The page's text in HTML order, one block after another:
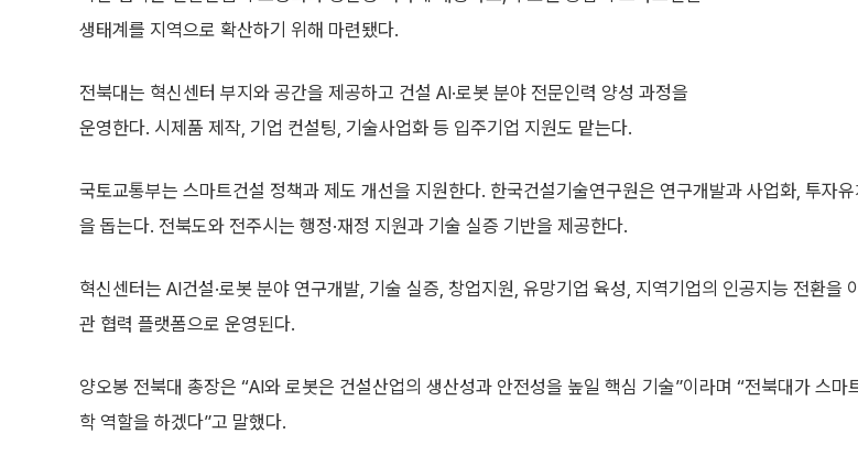
생태계를 지역으로 확산하기 위해 마련됐다.
전북대는 혁신센터 부지와 공간을 제공하고 건설 AI·로봇 분야 전문인력 양성 과정을
운영한다. 시제품 제작, 기업 컨설팅, 기술사업화 등 입주기업 지원도 맡는다.
국토교통부는 스마트건설 정책과 제도 개선을 지원한다. 한국건설기술연구원은 연구개발과 사업화, 투자
을 돕는다. 전북도와 전주시는 행정·재정 지원과 기술 실증 기반을 제공한다.
혁신센터는 AI건설·로봇 분야 연구개발, 기술 실증, 창업지원, 유망기업 육성, 지역기업의 인공지능 전환을
관 협력 플랫폼으로 운영된다.
양오봉 전북대 총장은 “AI와 로봇은 건설산업의 생산성과 안전성을 높일 핵심 기술”이라며 “전북대가 스마
학 역할을 하겠다”고 말했다.